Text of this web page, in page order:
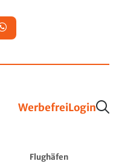
WerbefreiLogin
Flughäfen